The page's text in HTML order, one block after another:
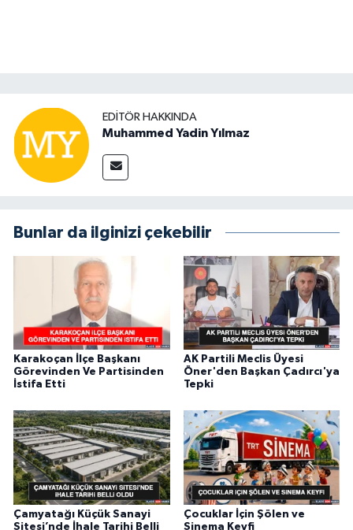
EDITÖR HAKKINDA
Muhammed Yadin Yılmaz
Bunlar da ilginizi çekebilir
Karakoçan İlçe Başkanı
Görevinden Ve Partisinden
İstifa Etti
AK Partili Meclis Üyesi
Öner'den Başkan Çadırcı'ya
Tepki
Çamyatağı Küçük Sanayi
Sitesi’nde İhale Tarihi Belli
Çocuklar İçin Şölen ve
Sinema Keyfi